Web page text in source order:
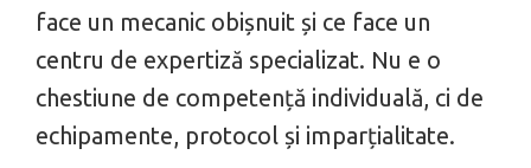
face un mecanic obișnuit și ce face un
centru de expertiză specializat. Nu e o
chestiune de competență individuală, ci de
echipamente, protocol și imparțialitate.